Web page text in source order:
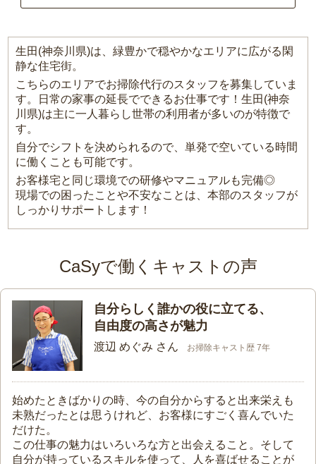
生田(神奈川県)は、緑豊かで穏やかなエリアに広がる閑
静な住宅街。
こちらのエリアでお掃除代行のスタッフを募集していま
す。日常の家事の延長でできるお仕事です！生田(神奈
川県)は主に一人暮らし世帯の利用者が多いのが特徴で
す。
自分でシフトを決められるので、単発で空いている時間
に働くことも可能です。
お客様宅と同じ環境での研修やマニュアルも完備◎
現場での困ったことや不安なことは、本部のスタッフが
しっかりサポートします！
CaSyで働くキャストの声
自分らしく誰かの役に立てる、
自由度の高さが魅力
渡辺 めぐみ さん お掃除キャスト歴 7年
始めたときばかりの時、今の自分からすると出来栄えも
未熟だったとは思うけれど、お客様にすごく喜んでいた
だけた。
この仕事の魅力はいろいろな方と出会えること。そして
自分が持っているスキルを使って、人を喜ばせることが